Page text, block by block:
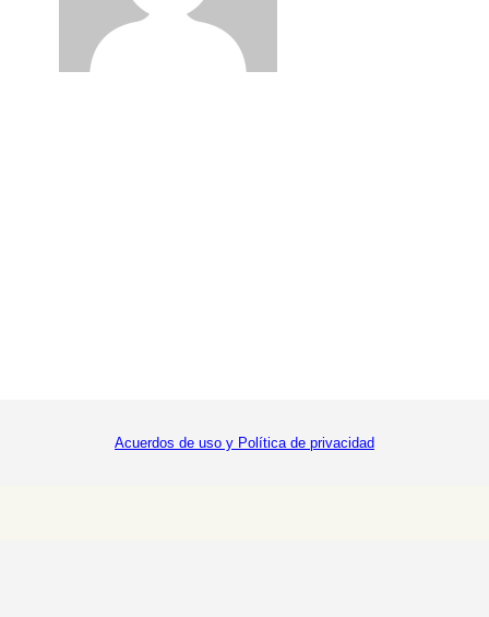
Acuerdos de uso y Política de privacidad